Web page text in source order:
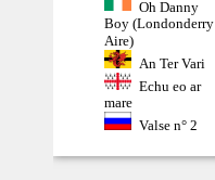
Oh Danny
Boy (Londonderry
Aire)
An Ter Vari
Echu eo ar
mare
Valse n° 2